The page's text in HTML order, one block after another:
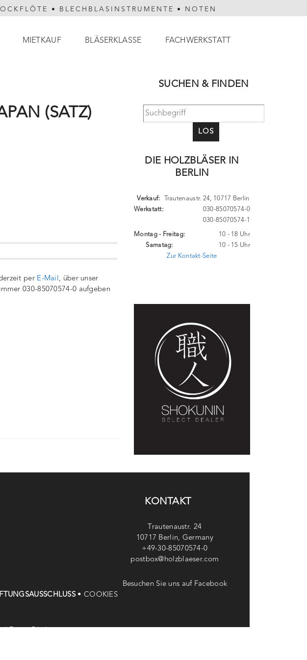
• BLECHBLASINSTRUMENTE • NOTEN
MIETKAUF BLÄSERKLASSE FACHWERKSTATT
(SATZ)
per E-Mail, über unser
030-85070574-0 aufgeben
SUCHEN & FINDEN
LOS
DIE HOLZBLÄSER IN
BERLIN
Trautenaustr. 24, 10717 Berlin
Verkauf:
Werkstatt:
030-85070574-0
030-85070574-1
Montag - Freitag:
Samstag:
10 - 18 Uhr
10 - 15 Uhr
Zur Kontakt-Seite
KONTAKT
Trautenaustr. 24
10717 Berlin, Germany
+49-30-85070574-0
postbox@holzblaeser.com
Besuchen Sie uns auf Facebook
• COOKIES